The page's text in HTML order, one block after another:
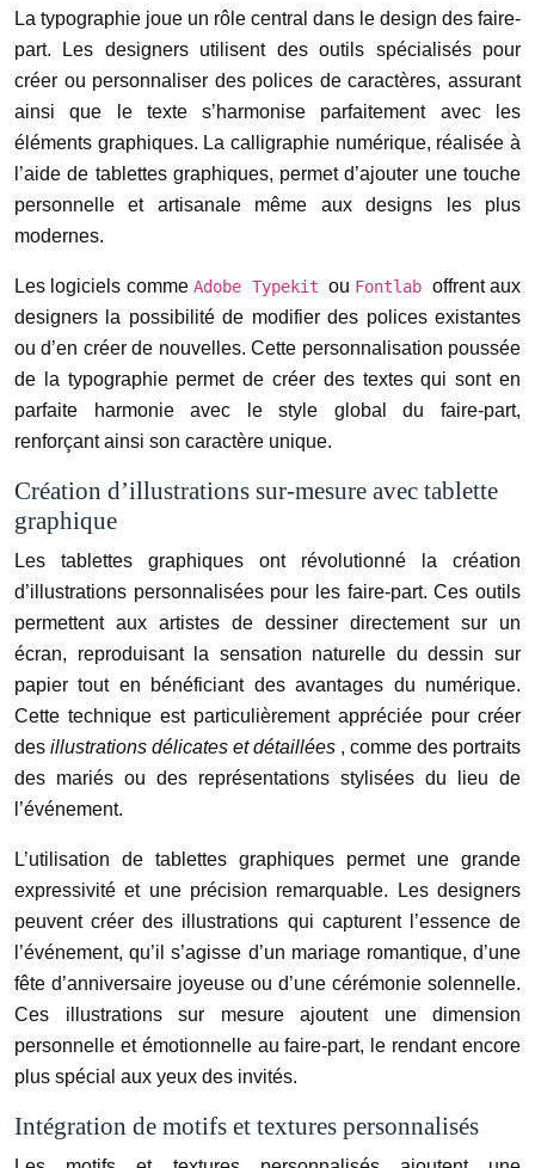
La typographie joue un rôle central dans le design des faire-
part. Les designers utilisent des outils spécialisés pour
créer ou personnaliser des polices de caractères, assurant
ainsi que le texte s’harmonise parfaitement avec les
éléments graphiques. La calligraphie numérique, réalisée à
l’aide de tablettes graphiques, permet d’ajouter une touche
personnelle et artisanale même aux designs les plus
modernes.
Les logiciels commeAdobe Typekit ou Fontlab offrent aux
designers la possibilité de modifier des polices existantes
ou d’en créer de nouvelles. Cette personnalisation poussée
de la typographie permet de créer des textes qui sont en
parfaite harmonie avec le style global du faire-part,
renforçant ainsi son caractère unique.
Création d’illustrations sur-mesure avec tablette
graphique
Les tablettes graphiques ont révolutionné la création
d’illustrations personnalisées pour les faire-part. Ces outils
permettent aux artistes de dessiner directement sur un
écran, reproduisant la sensation naturelle du dessin sur
papier tout en bénéficiant des avantages du numérique.
Cette technique est particulièrement appréciée pour créer
des illustrations délicates et détaillées , comme des portraits
des mariés ou des représentations stylisées du lieu de
l’événement.
L’utilisation de tablettes graphiques permet une grande
expressivité et une précision remarquable. Les designers
peuvent créer des illustrations qui capturent l’essence de
l’événement, qu’il s’agisse d’un mariage romantique, d’une
fête d’anniversaire joyeuse ou d’une cérémonie solennelle.
Ces illustrations sur mesure ajoutent une dimension
personnelle et émotionnelle au faire-part, le rendant encore
plus spécial aux yeux des invités.
Intégration de motifs et textures personnalisés